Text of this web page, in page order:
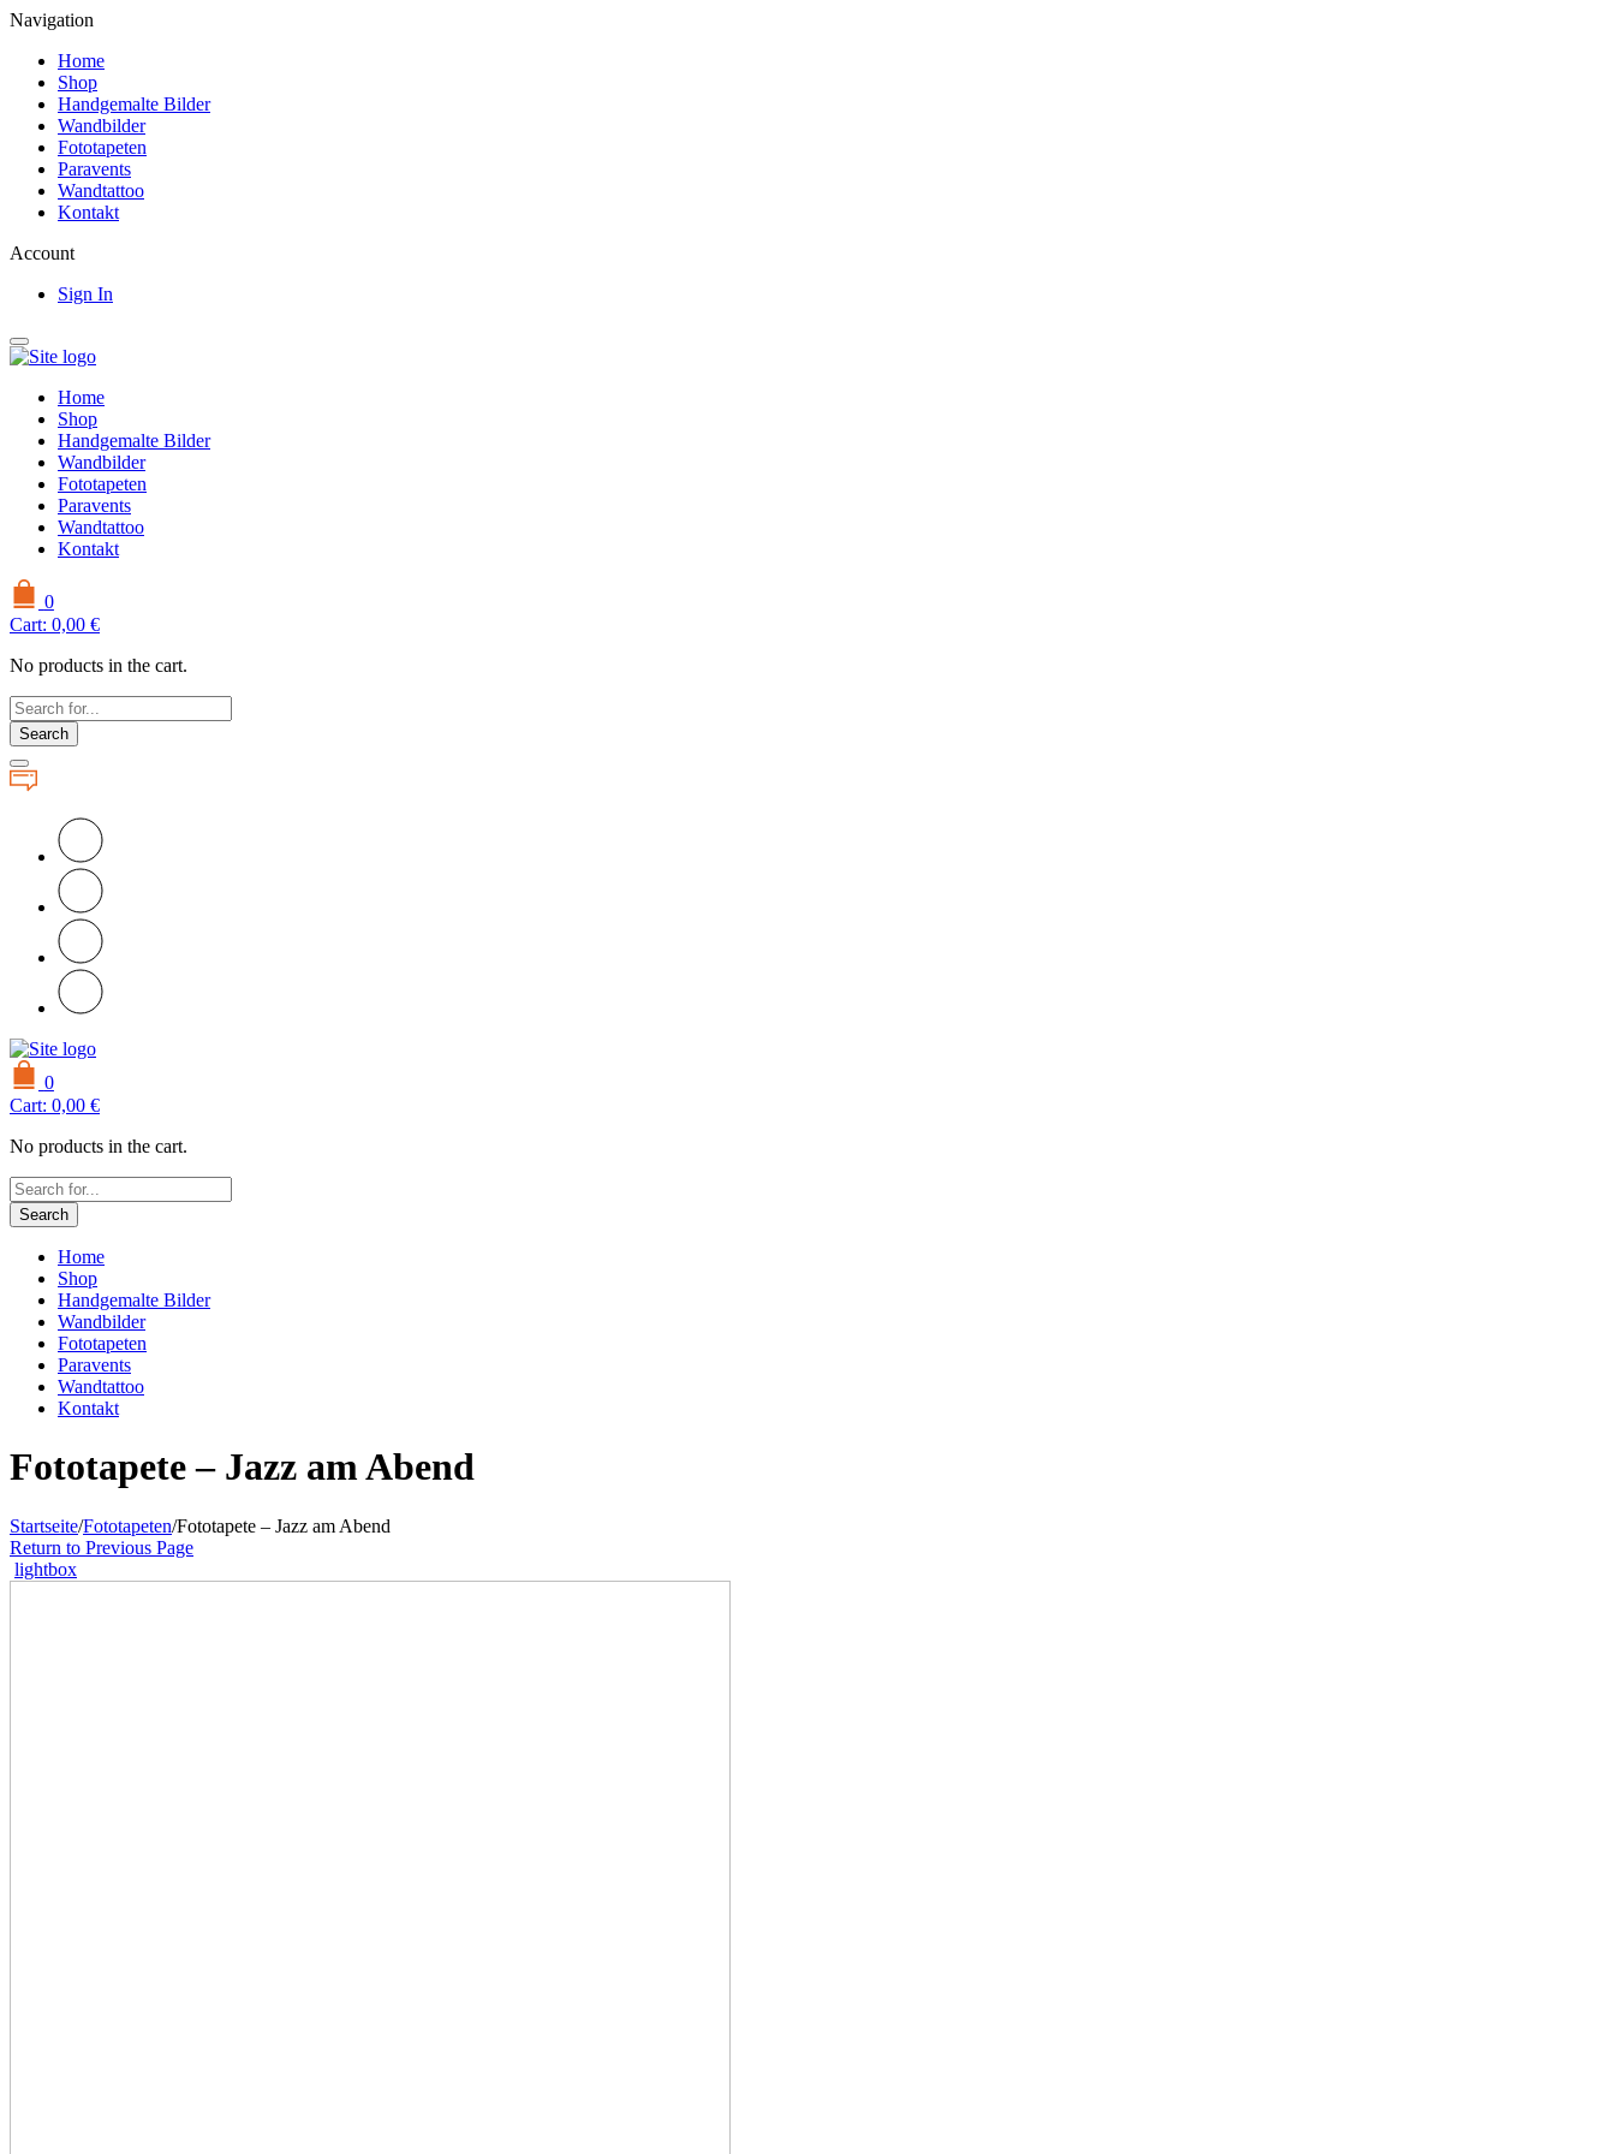
Navigation
Home
Shop
Handgemalte Bilder
Wandbilder
Fototapeten
Paravents
Wandtattoo
Kontakt
Account
Sign In
Home
Shop
Handgemalte Bilder
Wandbilder
Fototapeten
Paravents
Wandtattoo
Kontakt
0
Cart: 0,00 €
No products in the cart.
Search
0
Cart: 0,00 €
No products in the cart.
Search
Home
Shop
Handgemalte Bilder
Wandbilder
Fototapeten
Paravents
Wandtattoo
Kontakt
Fototapete – Jazz am Abend
Startseite/Fototapeten/Fototapete – Jazz am Abend
Return to Previous Page
lightbox